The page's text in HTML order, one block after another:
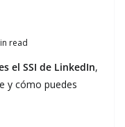
read
el SSI de LinkedIn,
y cómo puedes